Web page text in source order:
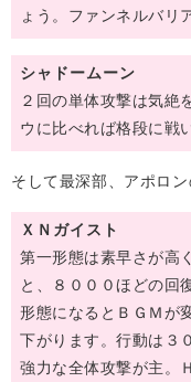
ょう。ファンネルバリ
シャドームーン
２回の単体攻撃は気絶
ウに比べれば格段に戦
そして最深部、アポロ
ＸＮガイスト
第一形態は素早さが高
と、８０００ほどの回
形態になるとＢＧＭが
下がります。行動は３
強力な全体攻撃が主。